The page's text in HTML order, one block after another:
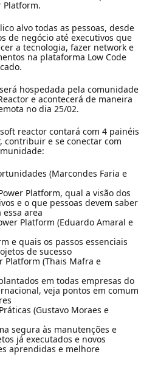
Platform.
alvo todas as pessoas, desde
de negócio até executivos que
a tecnologia, fazer network e
na plataforma Low Code
hospedada pela comunidade
e acontecerá de maneira
no dia 25/02.
reactor contará com 4 painéis
contribuir e se conectar com
(Marcondes Faria e
Platform, qual a visão dos
e o que pessoas devem saber
area
Platform (Eduardo Amaral e
e quais os passos essenciais
de sucesso
Platform (Thais Mafra e
em todas empresas do
veja pontos em comum
(Gustavo Moraes e
segura às manutenções e
já executados e novos
aprendidas e melhore